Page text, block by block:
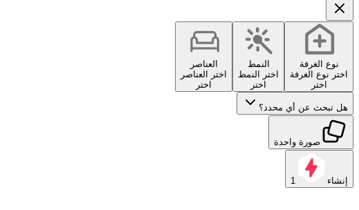
نوع الغرفة
اختر نوع الغرفة
اختر
النمط
اختر النمط
اختر
العناصر
اختر العناصر
اختر
هل تبحث عن أي محدد؟
صورة واحدة
إنشاء 1